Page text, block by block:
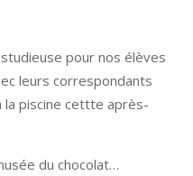
pour nos élèves
leurs correspondants
la piscine cettte après-
du chocolat…